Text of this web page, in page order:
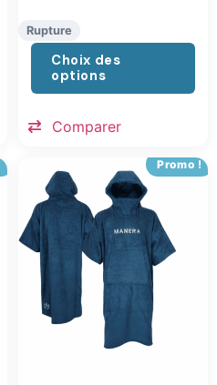
Rupture
Choix des
options
Comparer
Promo !